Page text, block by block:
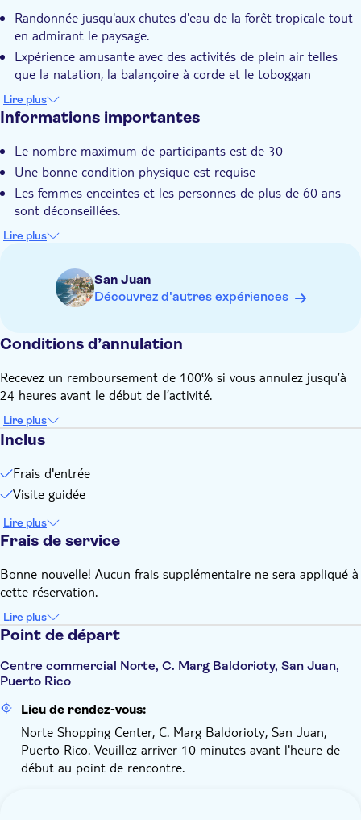
grand-mère.
Visite guidée
Bon numérique
Randonnée jusqu'aux chutes d'eau de la forêt tropicale tout
en admirant le paysage.
Expérience amusante avec des activités de plein air telles
que la natation, la balançoire à corde et le toboggan
aquatique naturel.
Apprendre l'histoire de la forêt tropicale
Lire plus
Informations importantes
Le nombre maximum de participants est de 30
Une bonne condition physique est requise
Les femmes enceintes et les personnes de plus de 60 ans
sont déconseillées.
Apportez un maillot de bain, des chaussures qui peuvent
d'eau et un petit en-cas.
Les sandales ne sont pas nécessaires.
Lire plus
San Juan
Découvrez d'autres expériences
Conditions d’annulation
Recevez un remboursement de 100% si vous annulez jusqu’à
24 heures avant le début de l’activité.
Lire plus
Inclus
Frais d'entrée
Visite guidée
Lire plus
Frais de service
Bonne nouvelle! Aucun frais supplémentaire ne sera appliqué à
cette réservation.
Lire plus
Point de départ
Centre commercial Norte, C. Marg Baldorioty, San Juan,
Puerto Rico
Lieu de rendez-vous:
Norte Shopping Center, C. Marg Baldorioty, San Juan,
Puerto Rico. Veuillez arriver 10 minutes avant l'heure de
début au point de rencontre.